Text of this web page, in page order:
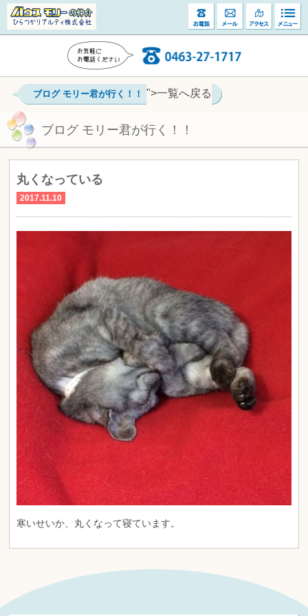
ブログ モリー君が行く！！ ">一覧へ戻る
ブログ モリー君が行く！！
丸くなっている
2017.11.10
寒いせいか、丸くなって寝ています。